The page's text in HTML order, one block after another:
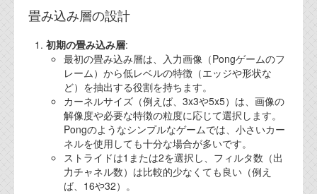
畳み込み層の設計
初期の畳み込み層:
最初の畳み込み層は、入力画像（Pongゲームのフ
レーム）から低レベルの特徴（エッジや形状な
ど）を抽出する役割を持ちます。
カーネルサイズ（例えば、3x3や5x5）は、画像の
解像度や必要な特徴の粒度に応じて選択します。
Pongのようなシンプルなゲームでは、小さいカー
ネルを使用しても十分な場合が多いです。
ストライドは1または2を選択し、フィルタ数（出
力チャネル数）は比較的少なくても良い（例え
ば、16や32）。